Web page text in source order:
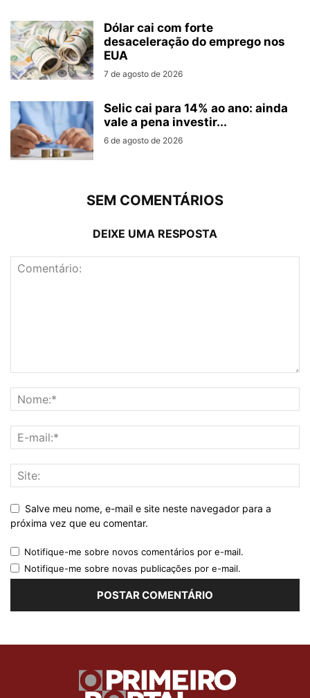
Dólar cai com forte
desaceleração do emprego nos
EUA
7 de agosto de 2026
Selic cai para 14% ao ano: ainda
vale a pena investir...
6 de agosto de 2026
SEM COMENTÁRIOS
DEIXE UMA RESPOSTA
Salve meu nome, e-mail e site neste navegador para a
próxima vez que eu comentar.
Notifique-me sobre novos comentários por e-mail.
Notifique-me sobre novas publicações por e-mail.